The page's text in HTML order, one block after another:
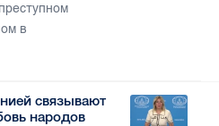
в
связывают
народов